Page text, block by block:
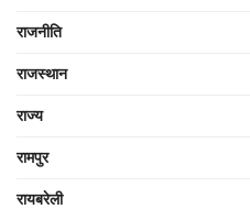
राजनीति
राजस्थान
राज्य
रामपुर
रायबरेली